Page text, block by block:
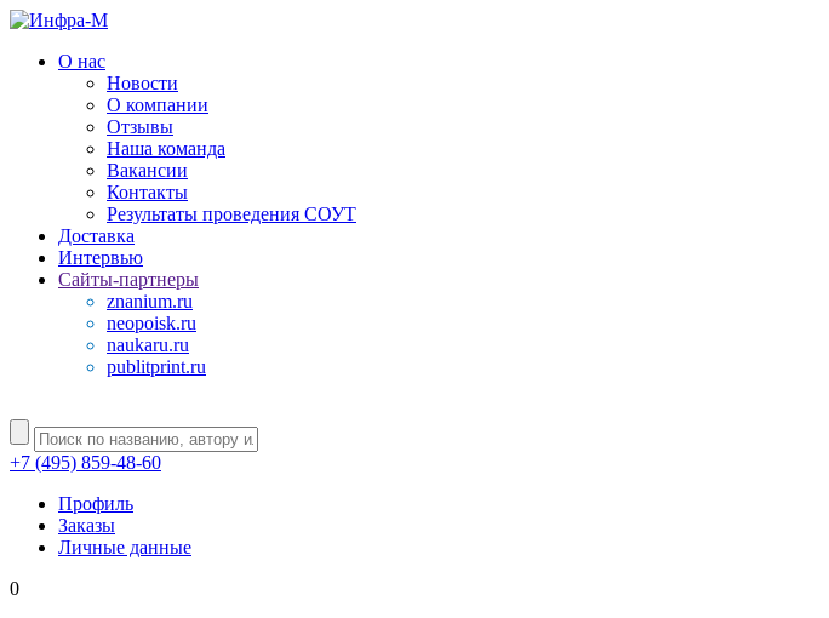
О нас
Новости
О компании
Отзывы
Наша команда
Вакансии
Контакты
Результаты проведения СОУТ
Доставка
Интервью
Сайты-партнеры
znanium.ru
neopoisk.ru
naukaru.ru
publitprint.ru
+7 (495) 859-48-60
Профиль
Заказы
Личные данные
0